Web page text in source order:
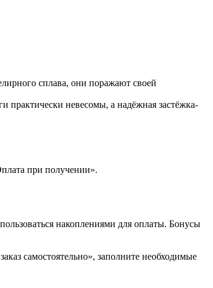
сплава, они поражают своей
практически невесомы, а надёжная застёжка-
при получении».
накоплениями для оплаты. Бонусы
самостоятельно», заполните необходимые